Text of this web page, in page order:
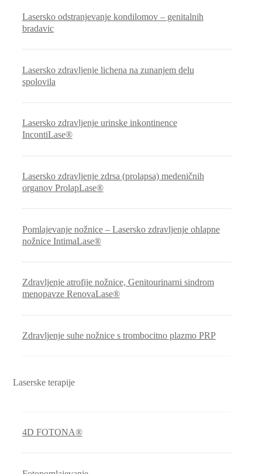
Lasersko odstranjevanje kondilomov – genitalnih
bradavic
Lasersko zdravljenje lichena na zunanjem delu
spolovila
Lasersko zdravljenje urinske inkontinence
IncontiLase®
Lasersko zdravljenje zdrsa (prolapsa) medeničnih
organov ProlapLase®
Pomlajevanje nožnice – Lasersko zdravljenje ohlapne
nožnice IntimaLase®
Zdravljenje atrofije nožnice, Genitourinarni sindrom
menopavze RenovaLase®
Zdravljenje suhe nožnice s trombocitno plazmo PRP
Laserske terapije
4D FOTONA®